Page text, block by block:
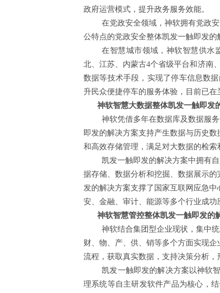
政府运营模式，提升政务服务效能。
在党政安全领域，神软拥有党政
公特点的党政安全整体凯发一触即发的
在智慧城市领域，神软智慧供水
北、江苏、内蒙古4个省级平台和济南
数据等技术手段，实现了停车信息数
升民众便捷停车的服务体验，目前已在
神软智慧大数据整体凯发一触即发
神软凭借多年在数据库及数据服
即发的解决方案支持产生数据与历史
和高效存储管理，满足对大数据的检索
凯发一触即发的解决方案中拥有
据存储、数据分析和挖掘、数据展示
发的解决方案支撑了国家互联网应急
安、金融、审计、能源等多个行业成功
神软智慧管控整体凯发一触即发的
神软结合集团型企业现状，集中
财、物、产、供、销等多个方面实现
流程，获取真实数据，支持决策分析
凯发一触即发的解决方案以神软
理系统等自主研发软件产品为核心，